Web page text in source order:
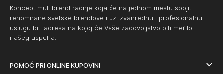
Koncept multibrend radnje koja će na jednom mestu spojiti
renomirane svetske brendove i uz izvanrednu i profesionalnu
uslugu biti adresa na kojoj će Vaše zadovoljstvo biti merilo
našeg uspeha.
POMOĆ PRI ONLINE KUPOVINI